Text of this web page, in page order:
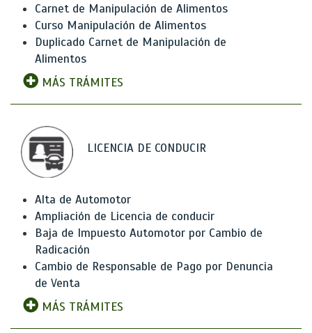
Carnet de Manipulación de Alimentos
Curso Manipulación de Alimentos
Duplicado Carnet de Manipulación de
Alimentos
MÁS TRÁMITES
LICENCIA DE CONDUCIR
Alta de Automotor
Ampliación de Licencia de conducir
Baja de Impuesto Automotor por Cambio de
Radicación
Cambio de Responsable de Pago por Denuncia
de Venta
MÁS TRÁMITES